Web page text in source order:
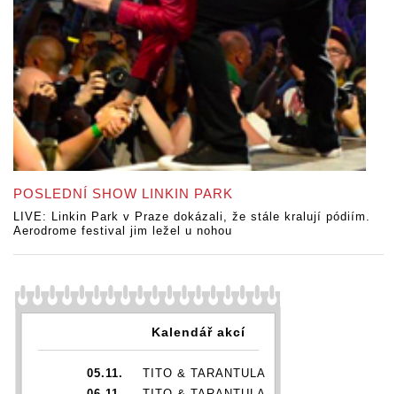
POSLEDNÍ SHOW LINKIN PARK
LIVE: Linkin Park v Praze dokázali, že stále kralují pódiím.
Aerodrome festival jim ležel u nohou
Kalendář akcí
05.11.
TITO & TARANTULA